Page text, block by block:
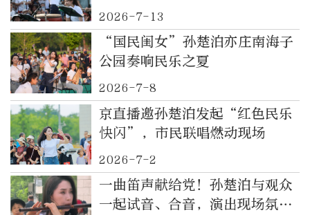
子公园国风 音乐会唱响北京亦
庄夏夜
2026-7-13
“国民闺女”孙楚泊亦庄南海子
公园奏响民乐之夏
2026-7-8
京直播邀孙楚泊发起“红色民乐
快闪”，市民联唱燃动现场
2026-7-2
一曲笛声献给党！孙楚泊与观众
一起试音、合音，演出现场氛围